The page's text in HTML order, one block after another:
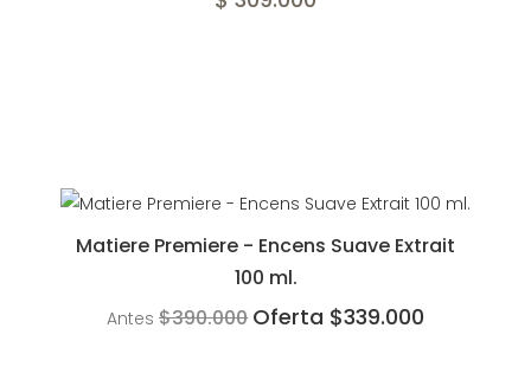
Matiere Premiere - Encens Suave Extrait
100 ml.
Antes $390.000 Oferta $339.000